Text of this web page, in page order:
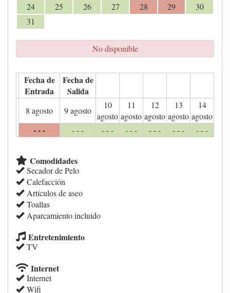
24
25 26 27 28 29
30
31
No disponible
Fecha de
Entrada
Fecha de
Salida
8 agosto 9 agosto
10
agosto
11
agosto
12
agosto
13
agosto
14
agosto
- - - - - - - - - - - - - - - - - - - - -
Comodidades
Secador de Pelo
Calefacción
Artículos de aseo
Toallas
Aparcamiento incluido
Entretenimiento
TV
Internet
Internet
Wifi